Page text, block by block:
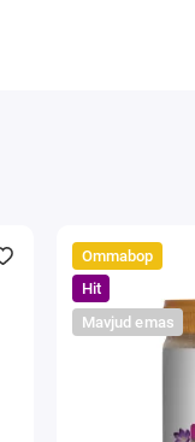
Ommabop
Hit
Mavjud emas